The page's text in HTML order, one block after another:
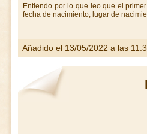
Entiendo por lo que leo que el
fecha de nacimiento, lugar de
Añadido el 13/05/2022 a las